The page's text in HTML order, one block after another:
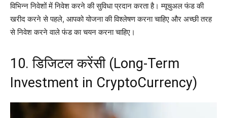
विभिन्न निवेशों में निवेश करने की सुविधा प्रदान करता है। म्यूचुअल फंड की
खरीद करने से पहले, आपको योजना की विश्लेषण करना चाहिए और अच्छी तरह
से निवेश करने वाले फंड का चयन करना चाहिए।
10. डिजिटल करेंसी (Long-Term
Investment in CryptoCurrency)